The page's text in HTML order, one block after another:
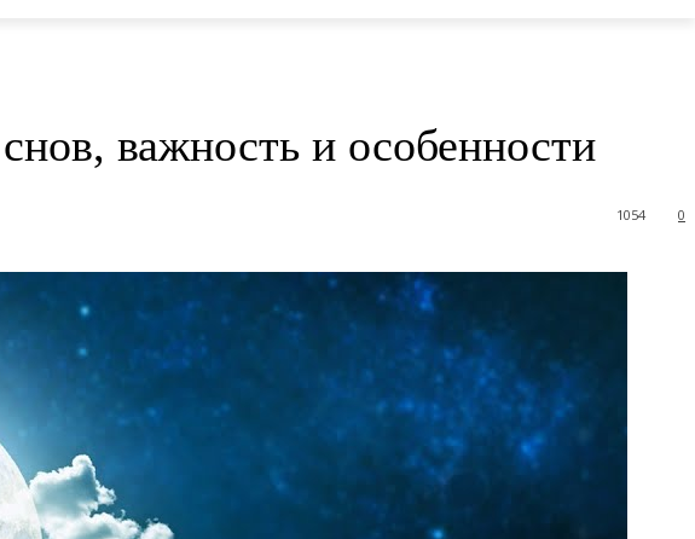
важность и особенности
0
1054